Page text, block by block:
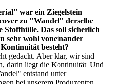
war ein Ziegelstein
zu "Wandel" derselbe
Stoffhülle. Das soll sicherlich
sehr wohl voneinander
besteht?
gedacht. Aber klar, wir sind
darin liegt die Kontinuität. Und
entstand unter
bei unserem Produzenten